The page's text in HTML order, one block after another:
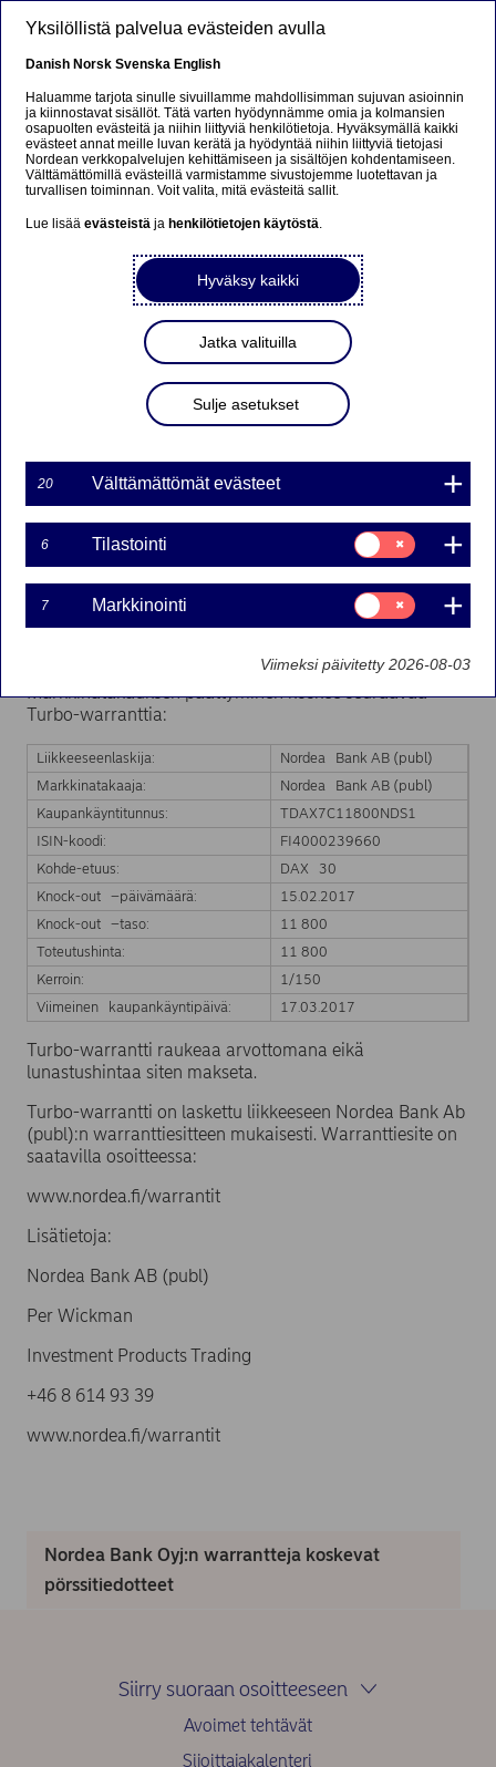
Beklager...
Siden findes desværre ikke på dansk
Bliv på siden|Fortsæt til en relateret side på dansk
MARKKINATAKAUS
WARRANTILLE
TDAX7C11800NDS1 ON
PÄÄTTYNYT
15-02-2017 12:55
Nordea Bank Ab (publ):n liikkeeseenlaskeman Turbo-
warrantin markkinatakaus on päättynyt kohde-etuuden
hinnan saavutettua Turbo-warrantin knock-out tason.
Markkinatakauksen päättyminen koskee seuraavaa
Turbo-warranttia:
Liikkeeseenlaskija:
Nordea Bank AB (publ)
Markkinatakaaja:
Nordea Bank AB (publ)
Kaupankäyntitunnus:
TDAX7C11800NDS1
ISIN-koodi:
FI4000239660
Kohde-etuus:
DAX 30
Knock-out –päivämäärä:
15.02.2017
Knock-out –taso:
11 800
Toteutushinta:
11 800
Kerroin:
1/150
Viimeinen kaupankäyntipäivä:
17.03.2017
Turbo-warrantti raukeaa arvottomana eikä
lunastushintaa siten makseta.
Turbo-warrantti on laskettu liikkeeseen Nordea Bank Ab
(publ):n warranttiesitteen mukaisesti. Warranttiesite on
saatavilla osoitteessa:
www.nordea.fi/warrantit
Lisätietoja:
Nordea Bank AB (publ)
Per Wickman
Investment Products Trading
+46 8 614 93 39
www.nordea.fi/warrantit
Nordea Bank Oyj:n warrantteja koskevat
pörssitiedotteet
Siirry suoraan osoitteeseen
Avoimet tehtävät
Sijoittajakalenteri
Yksilöllistä palvelua evästeiden avulla
Danish Norsk Svenska English
Haluamme tarjota sinulle sivuillamme mahdollisimman sujuvan asioinnin
ja kiinnostavat sisällöt. Tätä varten hyödynnämme omia ja kolmansien
osapuolten evästeitä ja niihin liittyviä henkilötietoja. Hyväksymällä kaikki
evästeet annat meille luvan kerätä ja hyödyntää niihin liittyviä tietojasi
Nordean verkkopalvelujen kehittämiseen ja sisältöjen kohdentamiseen.
Välttämättömillä evästeillä varmistamme sivustojemme luotettavan ja
turvallisen toiminnan. Voit valita, mitä evästeitä sallit.
Lue lisääevästeistä ja henkilötietojen käytöstä.
Hyväksy kaikki
Jatka valituilla
Sulje asetukset
20 Välttämättömät evästeet
6 Tilastointi
Suostumusvalinta:
Tilastointi
7 Markkinointi
Suostumusvalinta:
Markkinointi
Viimeksi päivitetty 2026-08-03